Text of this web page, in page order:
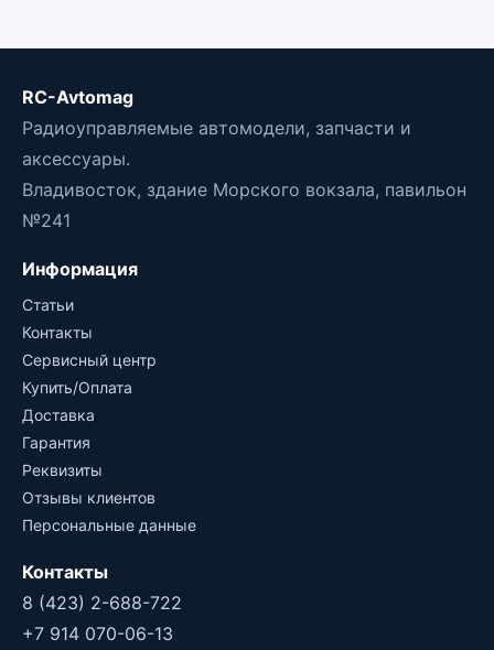
RC-Avtomag
Радиоуправляемые автомодели, запчасти и
аксессуары.
Владивосток, здание Морского вокзала, павильон
№241
Информация
Статьи
Контакты
Сервисный центр
Купить/Оплата
Доставка
Гарантия
Реквизиты
Отзывы клиентов
Персональные данные
Контакты
8 (423) 2-688-722
+7 914 070-06-13